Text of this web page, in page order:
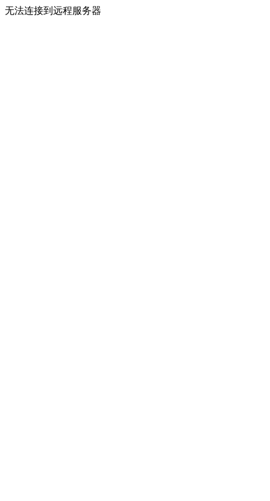
无法连接到远程服务器